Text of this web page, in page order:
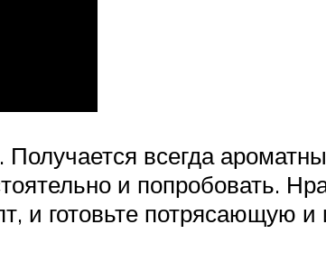
всегда
и попробовать.
и готовьте потрясающую